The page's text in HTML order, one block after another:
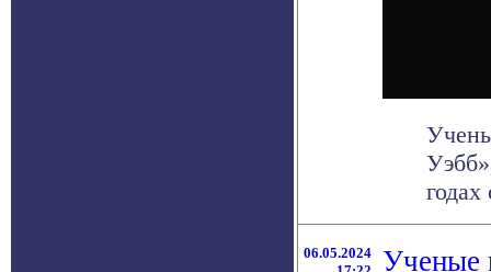
06.05.2024
Ученые